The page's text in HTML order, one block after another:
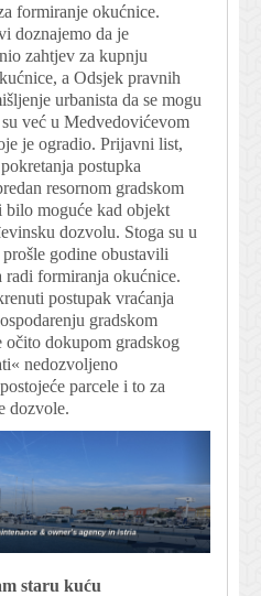
formiranje okućnice.
doznajemo da je
zahtjev za kupnju
a Odsjek pravnih
urbanista da se mogu
već u Medvedovićevom
je ogradio. Prijavni list,
postupka
resornom gradskom
moguće kad objekt
dozvolu. Stoga su u
godine obustavili
radi formiranja okućnice.
postupak vraćanja
gradskom
dokupom gradskog
nedozvoljeno
parcele i to za
dozvole.
staru kuću